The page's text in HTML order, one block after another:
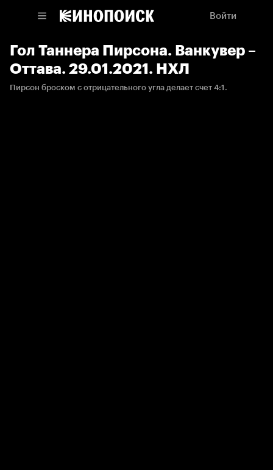
Войти
Гол Таннера Пирсона. Ванкувер –
Оттава. 29.01.2021. НХЛ
Пирсон броском с отрицательного угла делает счет 4:1.